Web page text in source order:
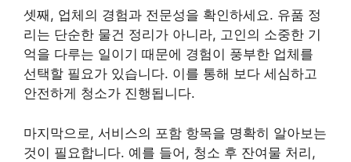
셋째, 업체의 경험과 전문성을 확인하세요. 유품 정
리는 단순한 물건 정리가 아니라, 고인의 소중한 기
억을 다루는 일이기 때문에 경험이 풍부한 업체를
선택할 필요가 있습니다. 이를 통해 보다 세심하고
안전하게 청소가 진행됩니다.
마지막으로, 서비스의 포함 항목을 명확히 알아보는
것이 필요합니다. 예를 들어, 청소 후 잔여물 처리,